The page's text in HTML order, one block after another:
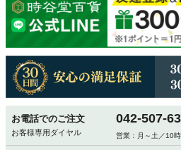
お電話でのご注文
お客様専用ダイヤル
042-507-
営業：月～土／10